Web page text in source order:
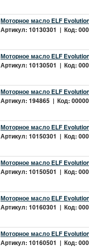
Моторное масло ELF
Артикул: 10130301 | Код:
Моторное масло ELF
Артикул: 10130501 | Код:
Моторное масло ELF
Артикул: 194865 | Код:
Моторное масло ELF
Артикул: 10150301 | Код:
Моторное масло ELF
Артикул: 10150501 | Код:
Моторное масло ELF
Артикул: 10160301 | Код:
Моторное масло ELF
Артикул: 10160501 | Код: